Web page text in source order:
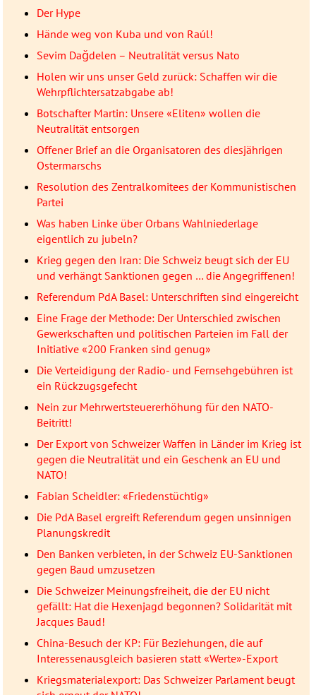
Der Hype
Hände weg von Kuba und von Raúl!
Sevim Dağdelen – Neutralität versus Nato
Holen wir uns unser Geld zurück: Schaffen wir die
Wehrpflichtersatzabgabe ab!
Botschafter Martin: Unsere «Eliten» wollen die
Neutralität entsorgen
Offener Brief an die Organisatoren des diesjährigen
Ostermarschs
Resolution des Zentralkomitees der Kommunistischen
Partei
Was haben Linke über Orbans Wahlniederlage
eigentlich zu jubeln?
Krieg gegen den Iran: Die Schweiz beugt sich der EU
und verhängt Sanktionen gegen … die Angegriffenen!
Referendum PdA Basel: Unterschriften sind eingereicht
Eine Frage der Methode: Der Unterschied zwischen
Gewerkschaften und politischen Parteien im Fall der
Initiative «200 Franken sind genug»
Die Verteidigung der Radio- und Fernsehgebühren ist
ein Rückzugsgefecht
Nein zur Mehrwertsteuererhöhung für den NATO-
Beitritt!
Der Export von Schweizer Waffen in Länder im Krieg ist
gegen die Neutralität und ein Geschenk an EU und
NATO!
Fabian Scheidler: «Friedenstüchtig»
Die PdA Basel ergreift Referendum gegen unsinnigen
Planungskredit
Den Banken verbieten, in der Schweiz EU-Sanktionen
gegen Baud umzusetzen
Die Schweizer Meinungsfreiheit, die der EU nicht
gefällt: Hat die Hexenjagd begonnen? Solidarität mit
Jacques Baud!
China-Besuch der KP: Für Beziehungen, die auf
Interessenausgleich basieren statt «Werte»-Export
Kriegsmaterialexport: Das Schweizer Parlament beugt